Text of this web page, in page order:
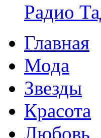
Радио
Главная
Мода
Звезды
Красота
Любовь